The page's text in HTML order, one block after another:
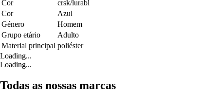
Cor
crsk/lurabl
Cor
Azul
Género
Homem
Grupo etário
Adulto
Material principal poliéster
Loading...
Loading...
Todas as nossas marcas